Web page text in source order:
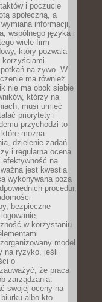
i poczucie
społeczną, a
informacji,
wspólnego języka i
wiele firm
który pozwala
korzyściami
na żywo. W
ma również
nie ma obok siebie
którzy na
musi umieć
priorytety i
przychodzi to
można
dzielenie zadań
i regularna ocena
efektywność na
jest kwestia
wykonywana poza
procedur,
bezpieczne
w korzystaniu
model
na ryzyko, jeśli
o
że praca
zarządzania.
swojej oceny na
albo kto